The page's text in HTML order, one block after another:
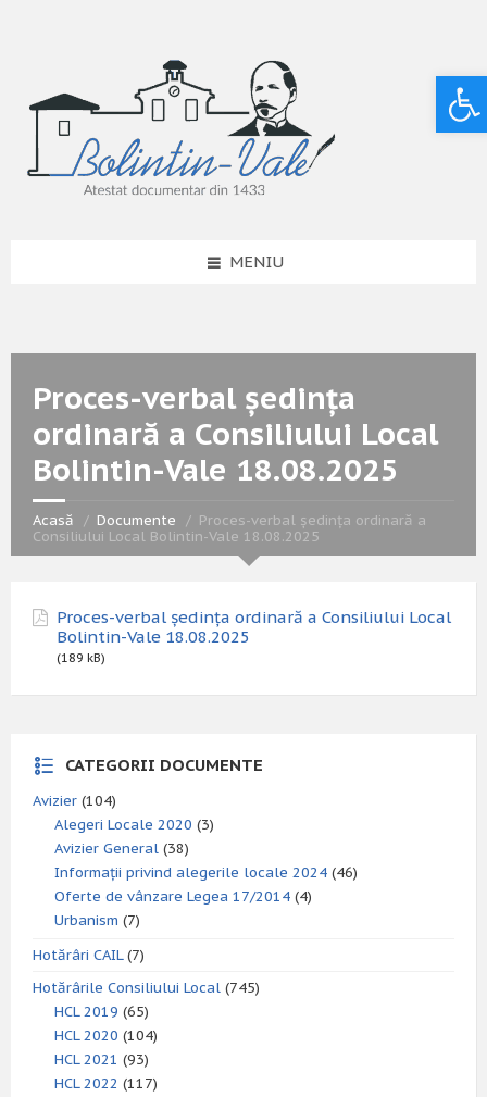
MENIU
Proces-verbal ședința
ordinară a Consiliului Local
Bolintin-Vale 18.08.2025
Acasă Documente
Proces-verbal ședința ordinară a
Consiliului Local Bolintin-Vale 18.08.2025
Proces-verbal ședința ordinară a Consiliului Local
Bolintin-Vale 18.08.2025
(189 kB)
CATEGORII DOCUMENTE
Avizier (104)
Alegeri Locale 2020 (3)
Avizier General (38)
Informații privind alegerile locale 2024 (46)
Oferte de vânzare Legea 17/2014 (4)
Urbanism (7)
Hotărâri CAIL(7)
Hotărârile Consiliului Local (745)
HCL 2019 (65)
HCL 2020 (104)
HCL 2021 (93)
HCL 2022 (117)
Deschide bara de unelte